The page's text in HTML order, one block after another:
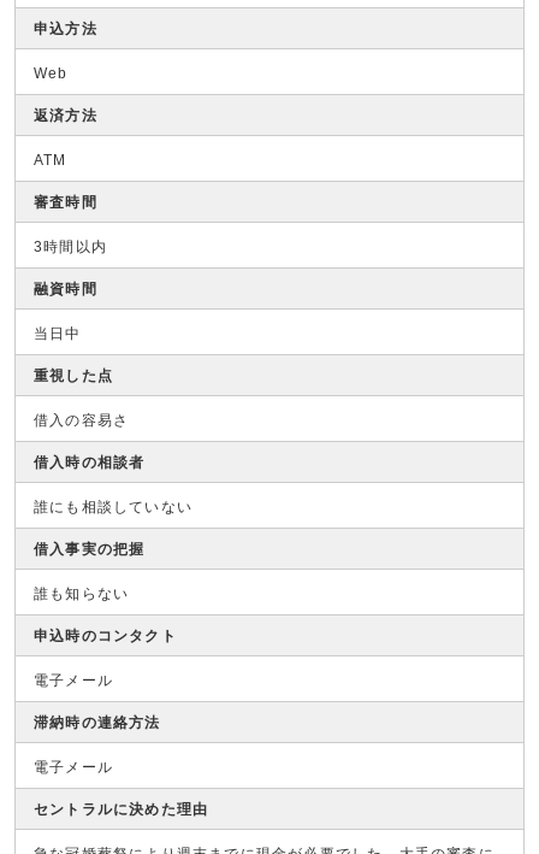
申込方法
Web
返済方法
ATM
審査時間
3時間以内
融資時間
当日中
重視した点
借入の容易さ
借入時の相談者
誰にも相談していない
借入事実の把握
誰も知らない
申込時のコンタクト
電子メール
滞納時の連絡方法
電子メール
セントラルに決めた理由